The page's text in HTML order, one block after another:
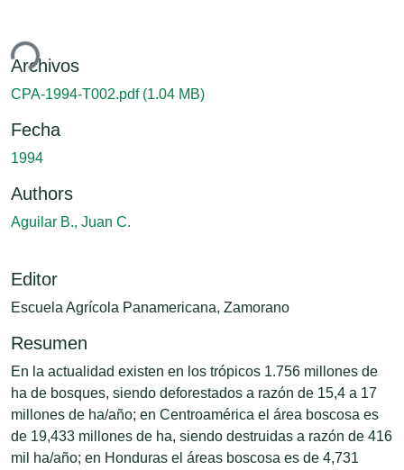
Archivos
CPA-1994-T002.pdf (1.04 MB)
Fecha
1994
Authors
Aguilar B., Juan C.
Editor
Escuela Agrícola Panamericana, Zamorano
Resumen
En la actualidad existen en los trópicos 1.756 millones de
ha de bosques, siendo deforestados a razón de 15,4 a 17
millones de ha/año; en Centroamérica el área boscosa es
de 19,433 millones de ha, siendo destruidas a razón de 416
mil ha/año; en Honduras el áreas boscosa es de 4,731